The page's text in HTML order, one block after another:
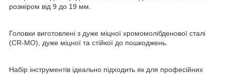
розміром від 9 до 19 мм.
Головки виготовлені з дуже міцної хромомолібденової сталі
(CR-MO), дуже міцної та стійкої до пошкоджень.
Набір інструментів ідеально підходить як для професійних